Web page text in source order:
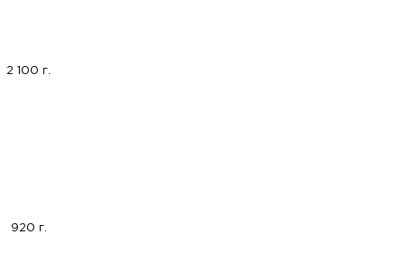
2 100 г.
920 г.